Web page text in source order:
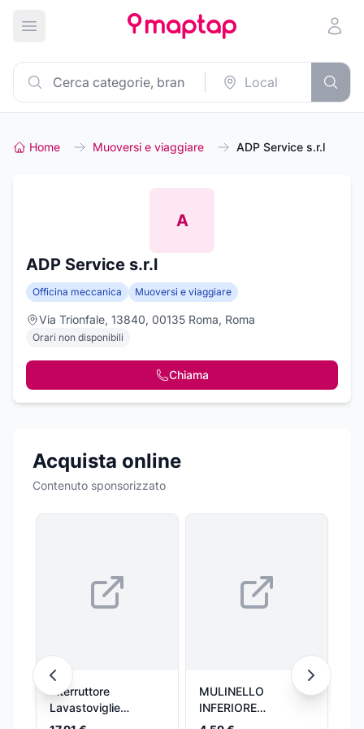
Apri menu principale
Home Muoversi e viaggiare ADP Service s.r.l
A
ADP Service s.r.l
Officina meccanica Muoversi e viaggiare
Via Trionfale, 13840, 00135 Roma, Roma
Orari non disponibili
Chiama
Acquista online
Contenuto sponsorizzato
Interruttore
Lavastoviglie
Sensore Ottico
MULINELLO
INFERIORE
SPRUZZATORE